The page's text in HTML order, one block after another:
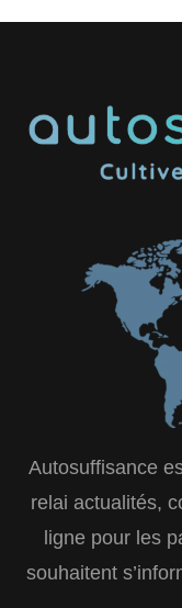
Autosuffisance
relai actualités,
ligne pour les
souhaitent